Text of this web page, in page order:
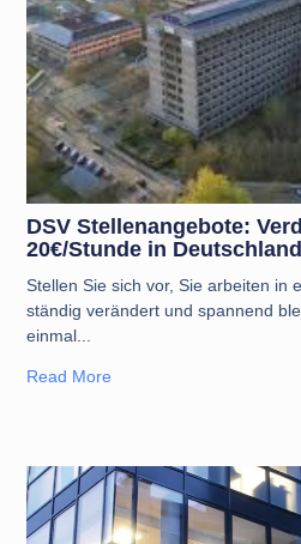
DSV Stellenangebote:
20€/Stunde in
Stellen Sie sich vor, Sie arbeiten in
ständig verändert und spannend
einmal
Read More